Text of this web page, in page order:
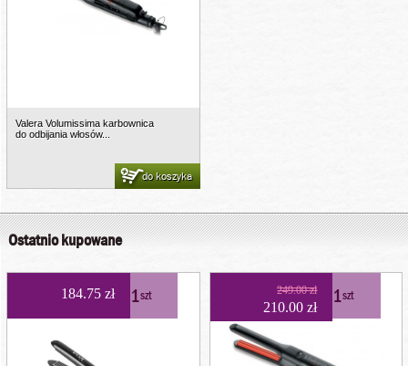
Valera Volumissima karbownica
do odbijania włosów...
do koszyka
Ostatnio kupowane
184.75 zł 1szt 249.00 zł
210.00 zł 1szt